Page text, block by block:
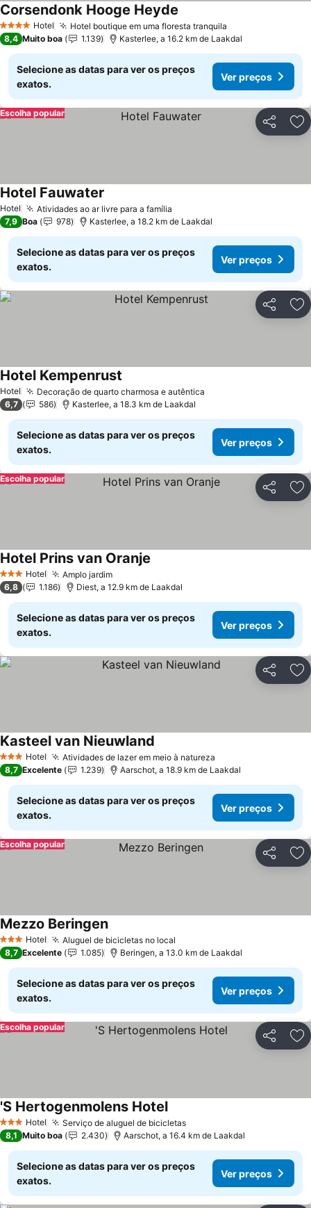
4 EstrelasHotel Hotel boutique em uma floresta tranquila
Corsendonk Hooge Heyde
8,4 Muito boa 1.139 Kasterlee, a 16.2 km de Laakdal
Selecione as datas para ver os preços
exatos.
Ver preços
Partilhar
Escolha popular
Hotel Atividades ao ar livre para a família
Hotel Fauwater
7,9 Boa 978 Kasterlee, a 18.2 km de Laakdal
Selecione as datas para ver os preços
exatos.
Ver preços
Partilhar
Hotel Decoração de quarto charmosa e autêntica
Hotel Kempenrust
6,7 586 Kasterlee, a 18.3 km de Laakdal
Selecione as datas para ver os preços
exatos.
Ver preços
Partilhar
Escolha popular
3 EstrelasHotel Amplo jardimVer preços
Hotel Prins van Oranje
6,8 1.186 Diest, a 12.9 km de Laakdal
Selecione as datas para ver os preços
exatos.
Ver preços
Partilhar
3 EstrelasHotel Atividades de lazer em meio à natureza
Kasteel van Nieuwland
8,7 Excelente 1.239 Aarschot, a 18.9 km de Laakdal
Selecione as datas para ver os preços
exatos.
Ver preços
Partilhar
Escolha popular
3 EstrelasHotel Aluguel de bicicletas no local
Mezzo BeringenVer preços
8,7 Excelente 1.085 Beringen, a 13.0 km de Laakdal
Selecione as datas para ver os preços
exatos.
Ver preços
Partilhar
Escolha popular
3 EstrelasHotel Serviço de aluguel de bicicletasVer preços
'S Hertogenmolens HotelVer preços
8,1 Muito boa 2.430 Aarschot, a 16.4 km de Laakdal
Selecione as datas para ver os preços
exatos.
Ver preços